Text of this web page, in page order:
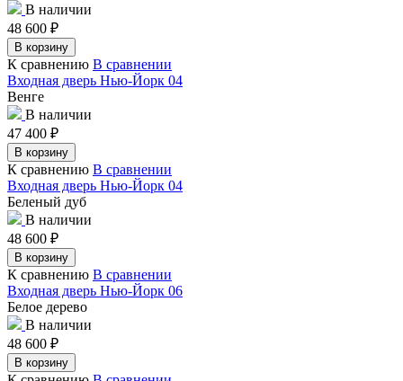
В наличии
48 600 ₽
В корзину
К сравнению В сравнении
Входная дверь Нью-Йорк 04
Венге
В наличии
47 400 ₽
В корзину
К сравнению В сравнении
Входная дверь Нью-Йорк 04
Беленый дуб
В наличии
48 600 ₽
В корзину
К сравнению В сравнении
Входная дверь Нью-Йорк 06
Белое дерево
В наличии
48 600 ₽
В корзину